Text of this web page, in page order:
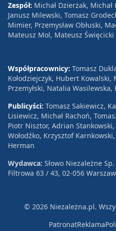
Zespół: Michał Dzierżak,
Janusz Milewski, Tomasz
Mimier, Przemysław Obłuski,
Mateusz Mol, Mateusz Święcicki
Współpracownicy: Tomasz
Kołodziejczyk, Hubert Kowalski,
Przemyłski, Natalia Wasilewska,
Publicyści: Tomasz Sakiewicz,
Lisiewicz, Michał Rachoń,
Piotr Nisztor, Adrian
Wołodźko, Krzysztof
Herman
Wydawca: Słowo Niezależne
Filtrowa 63 / 43, 02-056
© 2026 Niezależna.pl.
PatronatReklama